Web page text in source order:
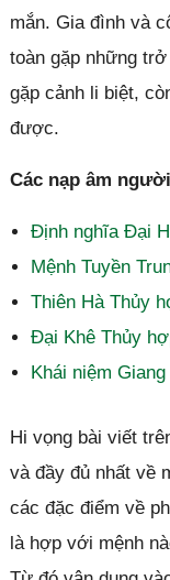
mắn. Gia đình và
toàn gặp những
gặp cảnh li biệt,
được.
Các nạp âm
Định nghĩa Đại
Mệnh Tuyền
Thiên Hà Thủy
Đại Khê Thủy
Khái niệm
Hi vọng bài viết
và đầy đủ nhất về
các đặc điểm về
là hợp với mệnh